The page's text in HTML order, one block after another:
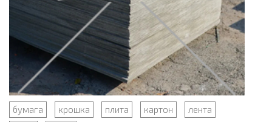
бумага крошка плита картон
лента